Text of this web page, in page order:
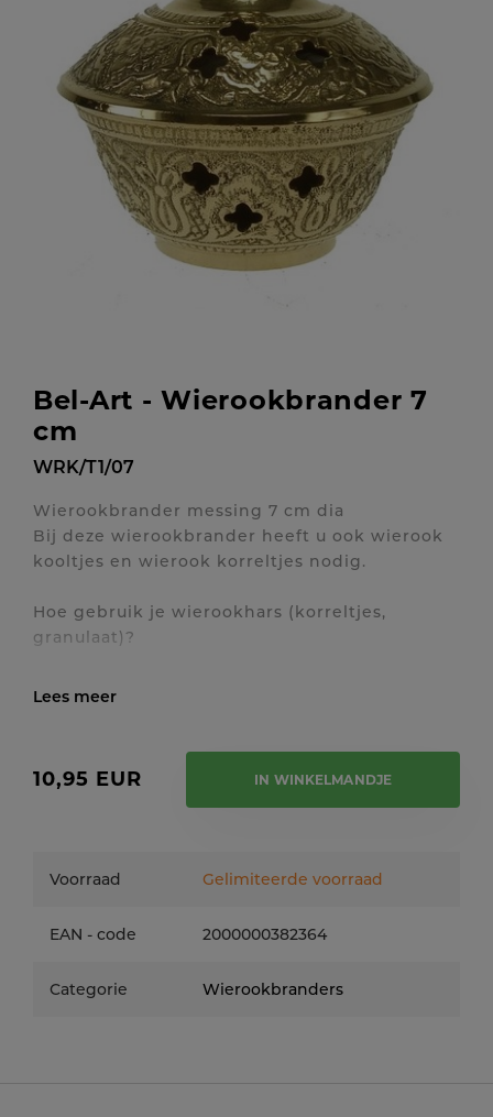
Bel-Art - Wierookbrander 7
cm
WRK/T1/07
Wierookbrander messing 7 cm dia
Bij deze wierookbrander heeft u ook wierook
kooltjes en wierook korreltjes nodig.
Hoe gebruik je wierookhars (korreltjes,
granulaat)?
Verschillende soorten wierookkorrels kunnen
Steek een kooltje aan de holle kant aan met
een lucifer of aansteker (voor de veiligheid
leg deze op het roostertje van de
lichtgrijs gekleurd is.
korreltjes geven hun heerlijke rook vrij. Het
10,95 EUR IN WINKELMANDJE
Voorraad Gelimiteerde voorraad
EAN - code 2000000382364
Categorie Wierookbranders